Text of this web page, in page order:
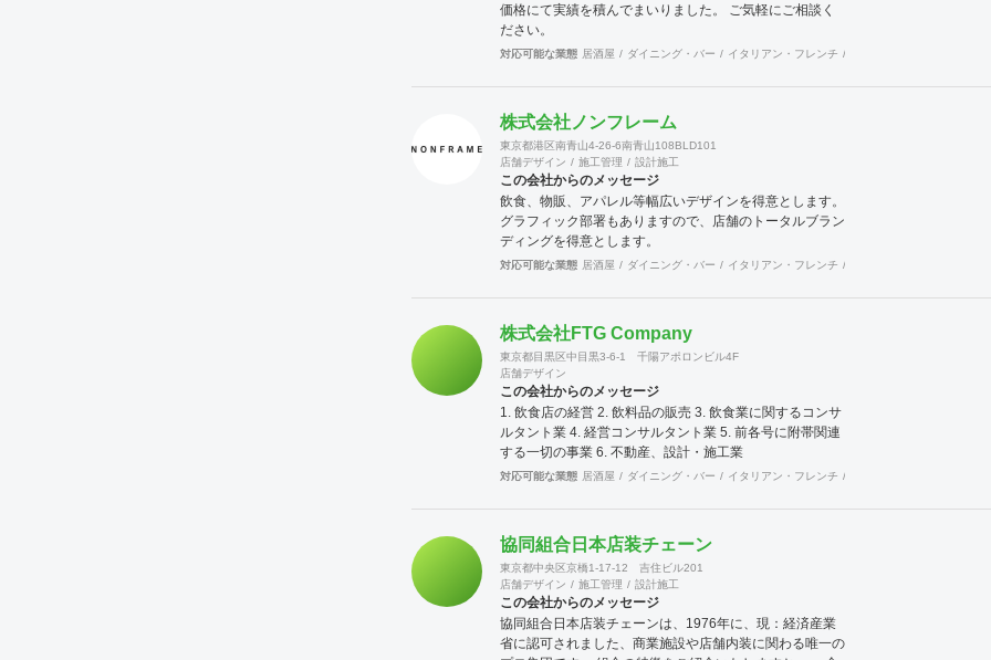
価格にて実績を積んでまいりました。 ご気軽にご相談く
ださい。
対応可能な業態 居酒屋 ダイニング・バー イタリアン・フレンチ
株式会社ノンフレーム
東京都港区南青山4-26-6南青山108BLD101
店舗デザイン
施工管理 設計施工
この会社からのメッセージ
飲食、物販、アパレル等幅広いデザインを得意とします。
グラフィック部署もありますので、店舗のトータルブラン
ディングを得意とします。
対応可能な業態 居酒屋 ダイニング・バー イタリアン・フレンチ
株式会社FTG Company
東京都目黒区中目黒3-6-1 千陽アポロンビル4F
店舗デザイン
この会社からのメッセージ
1. 飲食店の経営 2. 飲料品の販売 3. 飲食業に関するコンサ
ルタント業 4. 経営コンサルタント業 5. 前各号に附帯関連
する一切の事業 6. 不動産、設計・施工業
対応可能な業態 居酒屋 ダイニング・バー イタリアン・フレンチ
協同組合日本店装チェーン
東京都中央区京橋1-17-12 吉住ビル201
店舗デザイン
施工管理 設計施工
この会社からのメッセージ
協同組合日本店装チェーンは、1976年に、現：経済産業
省に認可されました、商業施設や店舗内装に関わる唯一の